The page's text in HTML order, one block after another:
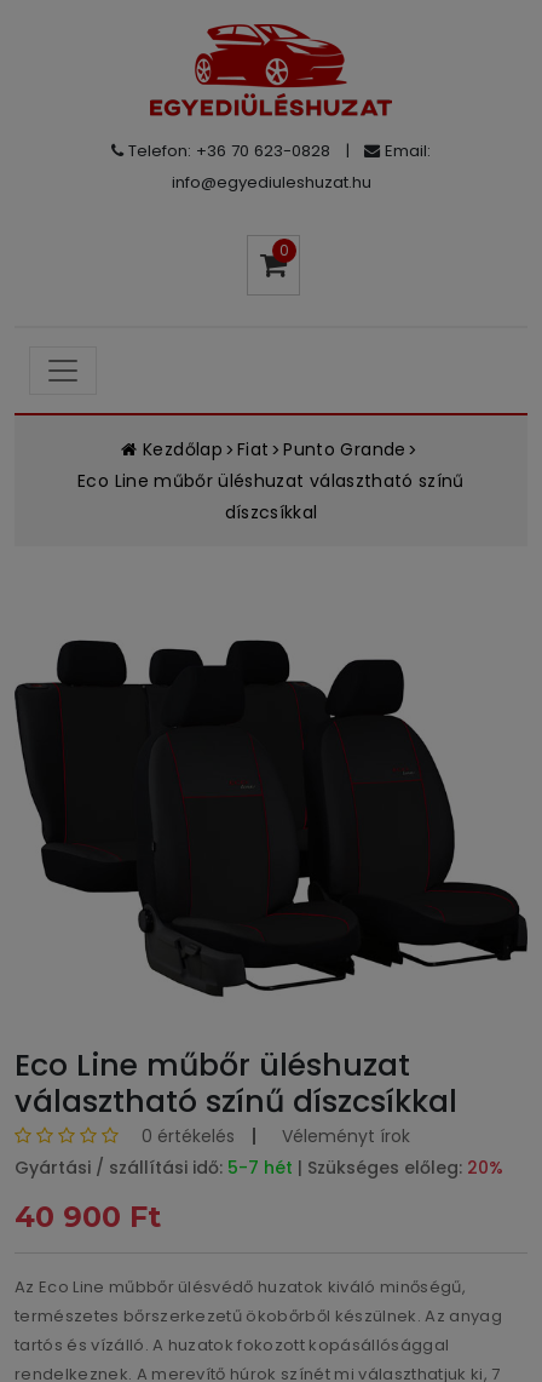
Telefon: +36 70 623-0828 |
Email:
info@egyediuleshuzat.hu
0
Kezdőlap Fiat
Punto Grande
Eco Line műbőr üléshuzat választható színű
díszcsíkkal
Eco Line műbőr üléshuzat
választható színű díszcsíkkal
0 értékelés
Véleményt írok
Gyártási / szállítási idő: 5-7 hét | Szükséges előleg: 20%
40 900 Ft
Az Eco Line műbbőr ülésvédő huzatok kiváló minőségű,
természetes bőrszerkezetű ökobőrből készülnek. Az anyag
tartós és vízálló. A huzatok fokozott kopásállósággal
rendelkeznek. A merevítő húrok színét mi választhatjuk ki, 7